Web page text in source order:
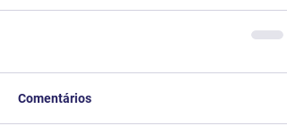
Comentários